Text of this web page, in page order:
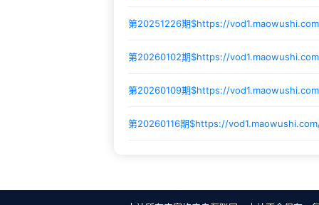
第20251226期$https://
第20260102期$https://
第20260109期$https://
第20260116期$https://